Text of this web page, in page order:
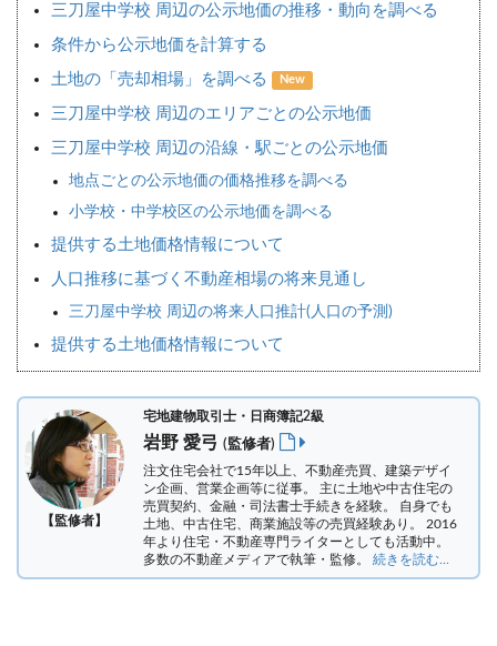
三刀屋中学校 周辺の公示地価の推移・動向を調べる
条件から公示地価を計算する
土地の「売却相場」を調べる New
三刀屋中学校 周辺のエリアごとの公示地価
三刀屋中学校 周辺の沿線・駅ごとの公示地価
地点ごとの公示地価の価格推移を調べる
小学校・中学校区の公示地価を調べる
提供する土地価格情報について
人口推移に基づく不動産相場の将来見通し
三刀屋中学校 周辺の将来人口推計(人口の予測)
提供する土地価格情報について
【監修者】
宅地建物取引士・日商簿記2級
岩野 愛弓 (監修者)
注文住宅会社で15年以上、不動産売買、建築デザイ
ン企画、営業企画等に従事。 主に土地や中古住宅の
売買契約、金融・司法書士手続きを経験。 自身でも
土地、中古住宅、商業施設等の売買経験あり。 2016
年より住宅・不動産専門ライターとしても活動中。
多数の不動産メディアで執筆・監修。 続きを読む...